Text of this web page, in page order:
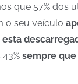
que 57% dos
o seu veículo
esta
sempre